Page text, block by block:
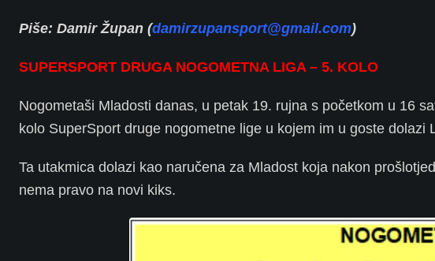
Piše: Damir Župan (damirzupansport@gmail.com)
SUPERSPORT DRUGA NOGOMETNA LIGA – 5. KOLO
Nogometaši Mladosti danas, u petak 19. rujna s početkom u 16
kolo SuperSport druge nogometne lige u kojem im u goste dolazi
Ta utakmica dolazi kao naručena za Mladost koja nakon
nema pravo na novi kiks.